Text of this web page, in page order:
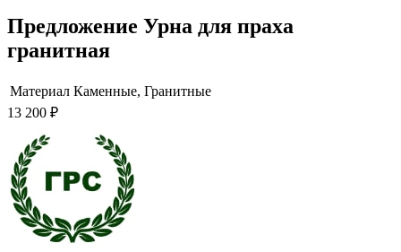
Предложение Урна для праха
гранитная
Материал Каменные, Гранитные
13 200 ₽